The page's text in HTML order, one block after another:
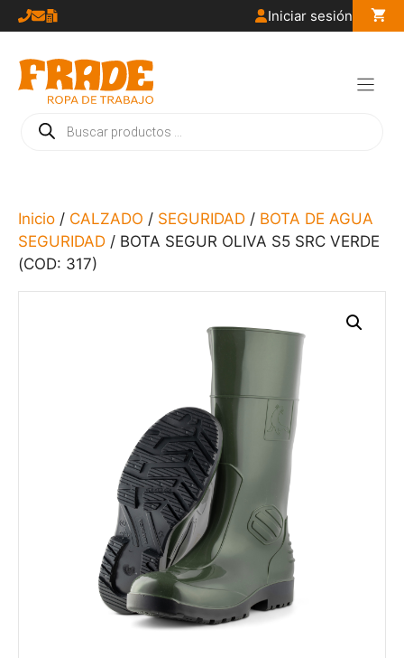
Saltar
al
contenido
Iniciar sesión
Búsqueda
de
Inicio / CALZADO / SEGURIDAD / BOTA DE AGUA
SEGURIDAD / BOTA SEGUR OLIVA S5 SRC VERDE
(COD: 317)